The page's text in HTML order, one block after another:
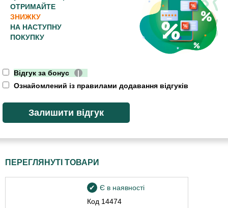
ОТРИМАЙТЕ
ЗНИЖКУ
НА НАСТУПНУ
ПОКУПКУ
Відгук за бонус
|
Ознайомлений із правилами додавання відгуків
ПЕРЕГЛЯНУТІ ТОВАРИ
Код 14474
Є в наявності